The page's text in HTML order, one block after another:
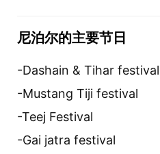
尼泊尔的主要节日
-Dashain & Tihar festival
-Mustang Tiji festival
-Teej Festival
-Gai jatra festival